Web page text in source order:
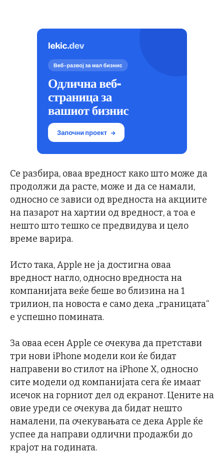
Се разбира, оваа вредност како што може да
продолжи да расте, може и да се намали,
односно се зависи од вредноста на акциите
на пазарот на хартии од вредност, а тоа е
нешто што тешко се предвидува и цело
време варира.
Исто така, Apple не ја достигна оваа
вредност нагло, односно вредноста на
компанијата веќе беше во близина на 1
трилион, па новоста е само дека „границата“
е успешно помината.
За оваа есен Apple се очекува да претстави
три нови iPhone модели кои ќе бидат
направени во стилот на iPhone X, односно
сите модели од компанијата сега ќе имаат
исечок на горниот дел од екранот. Цените на
овие уреди се очекува да бидат нешто
намалени, па очекувањата се дека Apple ќе
успее да направи одлични продажби до
крајот на годината.